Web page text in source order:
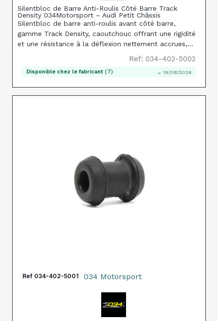
Silentbloc de Barre Anti-Roulis Côté Barre Track
Density 034Motorsport – Audi Petit Châssis
Silentbloc de barre anti-roulis avant côté barre,
gamme Track Density, caoutchouc offrant une rigidité
et une résistance à la déflexion nettement accrues,
par barre.
Ref: 034-402-5002
Disponible chez le fabricant (7) → 19/08/2026
Ref 034-402-5001 034 Motorsport